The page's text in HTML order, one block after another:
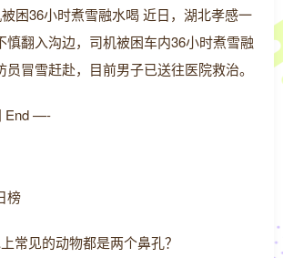
困36小时煮雪融水喝 近日，湖北孝感一
慎翻入沟边，司机被困车内36小时煮雪融
冒雪赶赴，目前男子已送往医院救治。
End —-
榜
常见的动物都是两个鼻孔？